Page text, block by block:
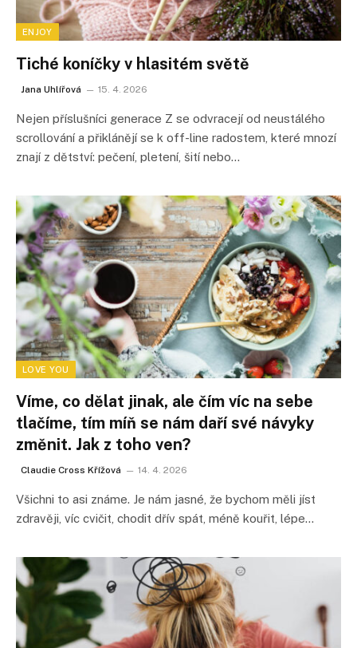
ENJOY
Tiché koníčky v hlasitém světě
Jana Uhlířová 15. 4. 2026
Nejen příslušníci generace Z se odvracejí od neustálého
scrollování a přiklánějí se k off-line radostem, které mnozí
znají z dětství: pečení, pletení, šití nebo…
LOVE YOU
Víme, co dělat jinak, ale čím víc na sebe
tlačíme, tím míň se nám daří své návyky
změnit. Jak z toho ven?
Claudie Cross Křížová 14. 4. 2026
Všichni to asi známe. Je nám jasné, že bychom měli jíst
zdravěji, víc cvičit, chodit dřív spát, méně kouřit, lépe…